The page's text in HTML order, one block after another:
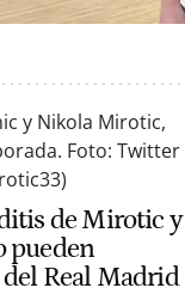
de Mirotic y
pueden
Real Madrid